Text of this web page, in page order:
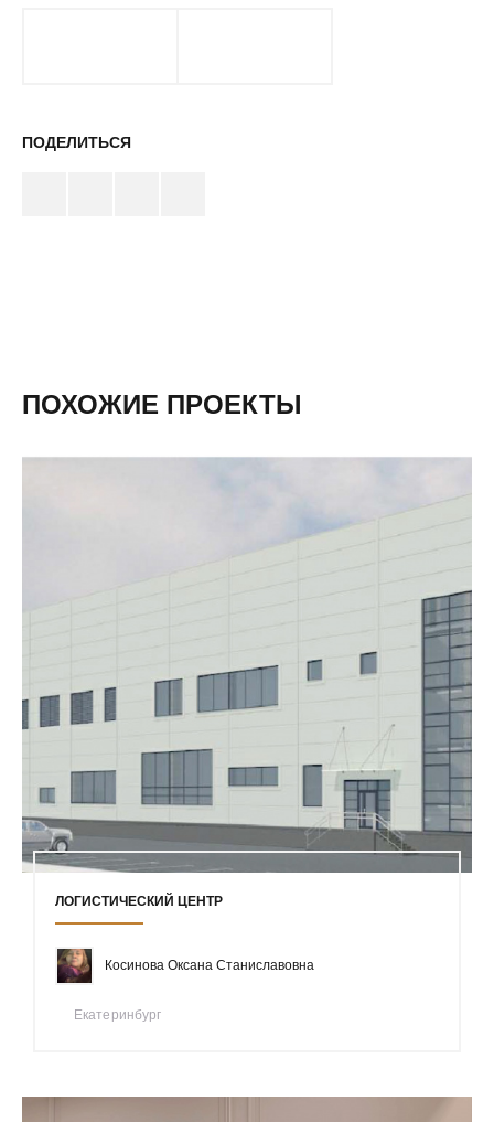
ПОДЕЛИТЬСЯ
ПОХОЖИЕ ПРОЕКТЫ
ЛОГИСТИЧЕСКИЙ ЦЕНТР
Косинова Оксана Станиславовна
Екатеринбург